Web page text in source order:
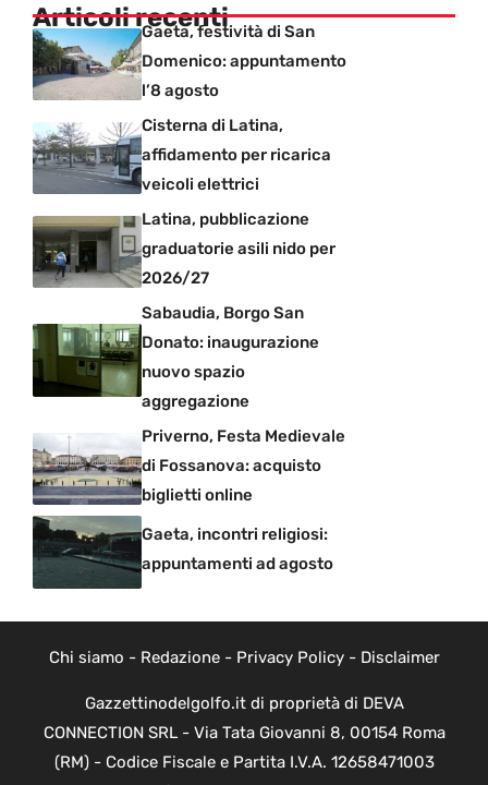
Articoli recentiGaeta, festività di San
Domenico: appuntamento
l’8 agosto
Cisterna di Latina,
affidamento per ricarica
veicoli elettrici
Latina, pubblicazione
graduatorie asili nido per
2026/27
Sabaudia, Borgo San
Donato: inaugurazione
nuovo spazio
aggregazione
Priverno, Festa Medievale
di Fossanova: acquisto
biglietti online
Gaeta, incontri religiosi:
appuntamenti ad agosto
Chi siamo - Redazione- Privacy Policy- Disclaimer
Gazzettinodelgolfo.it di proprietà di DEVA
CONNECTION SRL - Via Tata Giovanni 8, 00154 Roma
(RM) - Codice Fiscale e Partita I.V.A. 12658471003